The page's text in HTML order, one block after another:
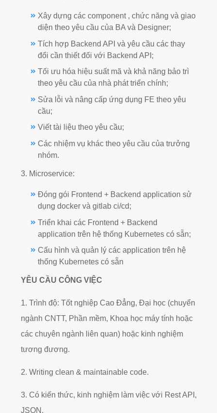
Xây dựng các component , chức năng và giao
diện theo yêu cầu của BA và Designer;
Tích hợp Backend API và yêu cầu các thay
đổi cần thiết đối với Backend API;
Tối ưu hóa hiệu suất mã và khả năng bảo trì
theo yêu cầu của nhà phát triển chính;
Sửa lỗi và nâng cấp ứng dụng FE theo yêu
cầu;
Viết tài liệu theo yêu cầu;
Các nhiệm vụ khác theo yêu cầu của trưởng
nhóm.
3. Microservice:
Đóng gói Frontend + Backend application sử
dụng docker và gitlab ci/cd;
Triển khai các Frontend + Backend
application trên hệ thống Kubernetes có sẵn;
Cấu hình và quản lý các application trên hệ
thống Kubernetes có sẵn
YÊU CẦU CÔNG VIỆC
1. Trình độ: Tốt nghiệp Cao Đẳng, Đại học (chuyển
ngành CNTT, Phần mềm, Khoa học máy tính hoặc
các chuyên ngành liên quan) hoặc kinh nghiệm
tương đương.
2. Writing clean & maintainable code.
3. Có kiến thức, kinh nghiệm làm việc với Rest API,
JSON.